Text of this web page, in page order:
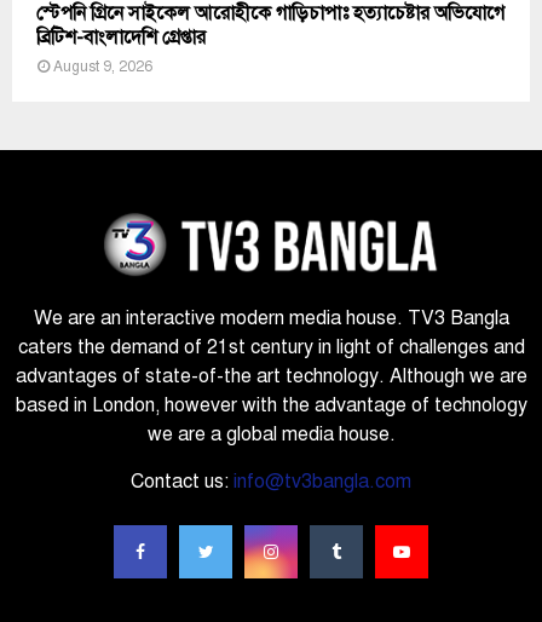
স্টেপনি গ্রিনে সাইকেল আরোহীকে গাড়িচাপাঃ হত্যাচেষ্টার অভিযোগে
ব্রিটিশ-বাংলাদেশি গ্রেপ্তার
August 9, 2026
We are an interactive modern media house. TV3 Bangla
caters the demand of 21st century in light of challenges and
advantages of state-of-the art technology. Although we are
based in London, however with the advantage of technology
we are a global media house.
Contact us: info@tv3bangla.com